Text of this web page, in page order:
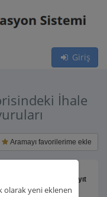
Giriş
İhale
Aramayı favorilerime ekle
Toplam 8 kayıt
olarak yeni eklenen